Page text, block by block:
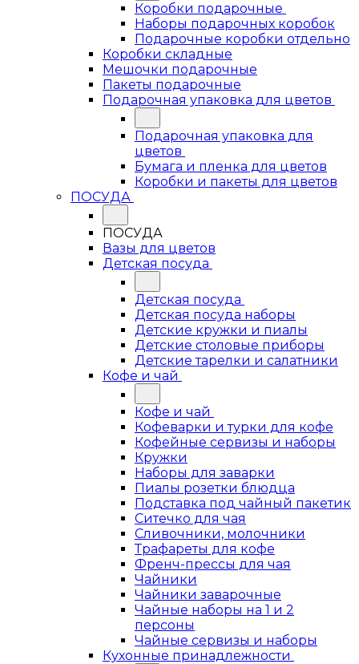
Коробки подарочные
Наборы подарочных коробок
Подарочные коробки отдельно
Коробки складные
Мешочки подарочные
Пакеты подарочные
Подарочная упаковка для цветов
Подарочная упаковка для
цветов
Бумага и пленка для цветов
Коробки и пакеты для цветов
ПОСУДА
ПОСУДА
Вазы для цветов
Детская посуда
Детская посуда
Детская посуда наборы
Детские кружки и пиалы
Детские столовые приборы
Детские тарелки и салатники
Кофе и чай
Кофе и чай
Кофеварки и турки для кофе
Кофейные сервизы и наборы
Кружки
Наборы для заварки
Пиалы розетки блюдца
Подставка под чайный пакетик
Ситечко для чая
Сливочники, молочники
Трафареты для кофе
Френч-прессы для чая
Чайники
Чайники заварочные
Чайные наборы на 1 и 2
персоны
Чайные сервизы и наборы
Кухонные принадлежности